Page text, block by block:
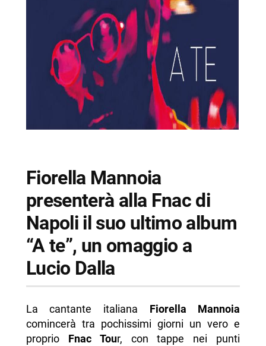
Fiorella Mannoia
presenterà alla Fnac di
Napoli il suo ultimo album
“A te”, un omaggio a
Lucio Dalla
La cantante italiana Fiorella Mannoia
comincerà tra pochissimi giorni un vero e
proprioFnac Tour, con tappe nei punti